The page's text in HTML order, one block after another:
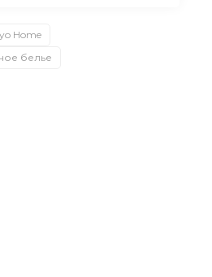
Home
белье